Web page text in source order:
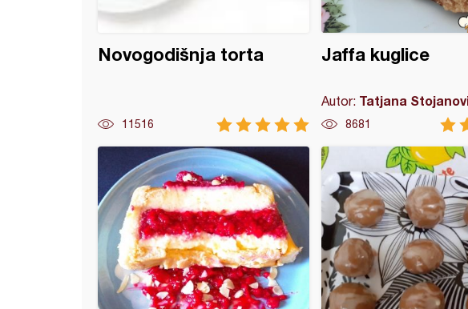
Novogodišnja torta
11516
Jaffa kuglice
Autor: Tatjana
8681